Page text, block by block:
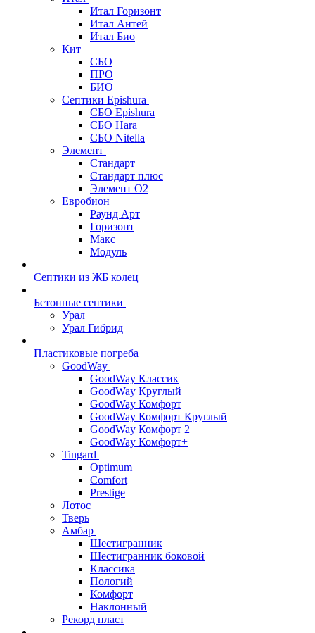
Итал Горизонт
Итал Антей
Итал Био
Кит
СБО
ПРО
БИО
Септики Epishura
СБО Epishura
СБО Hara
СБО Nitella
Элемент
Стандарт
Стандарт плюс
Элемент О2
Евробион
Раунд Арт
Горизонт
Макс
Модуль
Септики из ЖБ колец
Бетонные септики
Урал
Урал Гибрид
Пластиковые погреба
GoodWay
GoodWay Классик
GoodWay Круглый
GoodWay Комфорт
GoodWay Комфорт Круглый
GoodWay Комфорт 2
GoodWay Комфорт+
Tingard
Optimum
Comfort
Prestige
Лотос
Тверь
Амбар
Шестигранник
Шестигранник боковой
Классика
Пологий
Комфорт
Наклонный
Рекорд пласт